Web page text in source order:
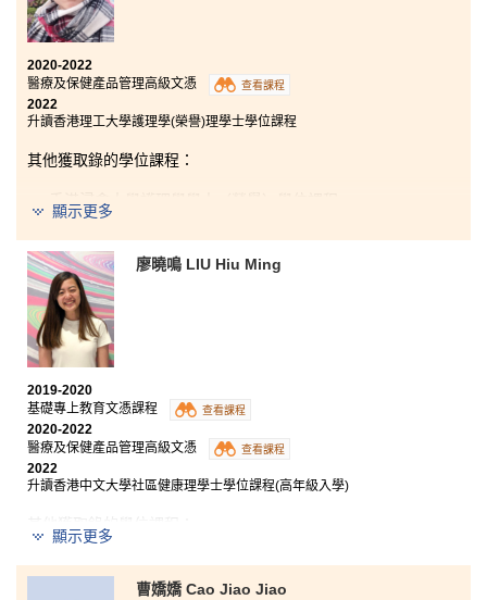
2020-2022
醫療及保健產品管理高級文憑
查看課程
2022
升讀香港理工大學護理學(榮譽)理學士學位課程
其他獲取錄的學位課程：
香港浸會大學護理學學士（榮譽）學位課程
當年我的公開試成績未如理想，幸好我選擇修讀醫療及
保健產品管理高級文憑，課程鞏固了我的醫學知識，為
將來能夠在醫療行業工作建立重要的基礎。我一直相信
努力會得到回報，而到了今天我終於能夠實現夢想。最
後，在此十分感激書院導師們及職員提供完善的教學支
援。
顯示更多
廖曉鳴 LIU Hiu Ming
2019-2020
基礎專上教育文憑課程
查看課程
2020-2022
醫療及保健產品管理高級文憑
查看課程
2022
升讀香港中文大學社區健康理學士學位課程(高年級入學)
香港理工大學應用老年學及服務管理(榮譽)文學士學位(高
年級入學)
顯示更多
曹嬌嬌 Cao Jiao Jiao